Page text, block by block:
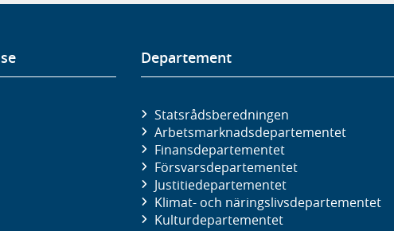
Departement
Statsrådsberedningen
Arbetsmarknads­departementet
Finans­departementet
Försvars­departementet
Justitie­departementet
Klimat- och näringslivs­departementet
Kultur­departementet